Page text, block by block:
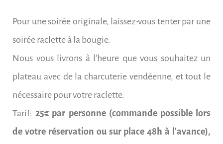
Pour une soirée originale, laissez-vous tenter par une
soirée raclette à la bougie.
Nous vous livrons à l'heure que vous souhaitez un
plateau avec de la charcuterie vendéenne, et tout le
nécessaire pour votre raclette.
Tarif: 25€ par personne (commande possible lors
de votre réservation ou sur place 48h à l'avance),